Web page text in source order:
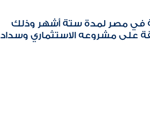
في مصر لمدة ستة أشهر وذلك
على مشروعه الاستثماري وسداد